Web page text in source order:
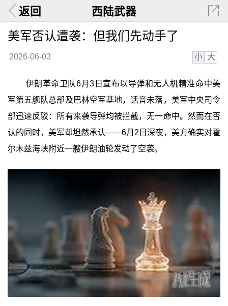
返回 西陆武器
美军否认遭袭：但我们先动手了
2026-06-03 小 大
伊朗革命卫队6月3日宣布以导弹和无人机精准命中美
军第五舰队总部及巴林空军基地，话音未落，美军中央司令
部迅速反驳：所有来袭导弹均被拦截，无一命中。然而在否
认的同时，美军却坦然承认——6月2日深夜，美方确实对霍
尔木兹海峡附近一艘伊朗油轮发动了空袭。